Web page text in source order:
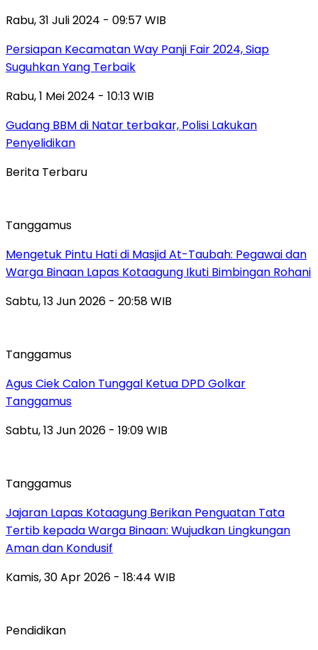
Rabu, 31 Juli 2024 - 09:57 WIB
Persiapan Kecamatan Way Panji Fair 2024, Siap
Suguhkan Yang Terbaik
Rabu, 1 Mei 2024 - 10:13 WIB
Gudang BBM di Natar terbakar, Polisi Lakukan
Penyelidikan
Berita Terbaru
Tanggamus
Mengetuk Pintu Hati di Masjid At-Taubah: Pegawai dan
Warga Binaan Lapas Kotaagung Ikuti Bimbingan Rohani
Sabtu, 13 Jun 2026 - 20:58 WIB
Tanggamus
Agus Ciek Calon Tunggal Ketua DPD Golkar
Tanggamus
Sabtu, 13 Jun 2026 - 19:09 WIB
Tanggamus
Jajaran Lapas Kotaagung Berikan Penguatan Tata
Tertib kepada Warga Binaan: Wujudkan Lingkungan
Aman dan Kondusif
Kamis, 30 Apr 2026 - 18:44 WIB
Pendidikan